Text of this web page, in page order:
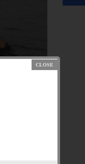
Αρτέμιδος.